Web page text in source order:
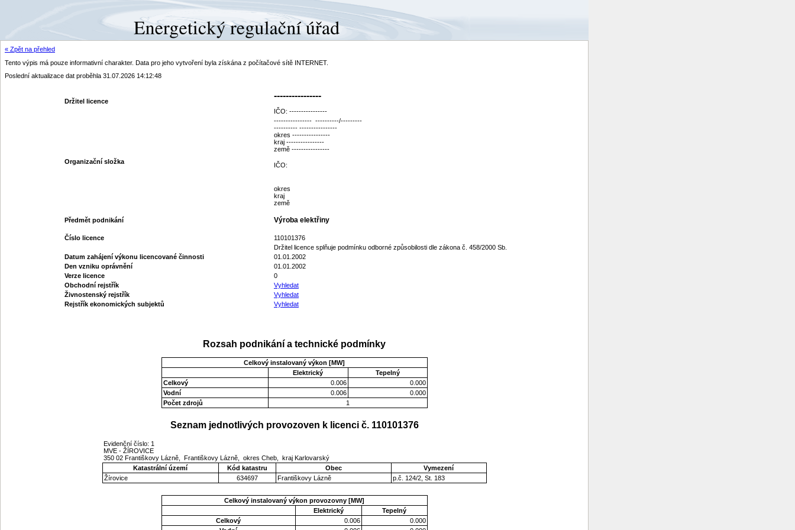
« Zpět na přehled
Tento výpis má pouze informativní charakter. Data pro jeho vytvoření byla získána z počítačové sítě INTERNET.
Poslední aktualizace dat proběhla 31.07.2026 14:12:48
Držitel licence
----------------
IČO: ----------------
---------------- ----------/---------
---------- ----------------
okres ----------------
kraj ----------------
země ----------------
Organizační složka
IČO:
okres
kraj
země
Předmět podnikání Výroba elektřiny
Číslo licence
110101376
Držitel licence splňuje podmínku odborné způsobilosti dle zákona č. 458/2000 Sb.
Datum zahájení výkonu licencované činnosti
01.01.2002
Den vzniku oprávnění
01.01.2002
Verze licence
0
Obchodní rejstřík
Vyhledat
Živnostenský rejstřík
Vyhledat
Rejstřík ekonomických subjektů
Vyhledat
Rozsah podnikání a technické podmínky
Celkový instalovaný výkon [MW]
Elektrický
Tepelný
Celkový
0.006
0.000
Vodní
0.006
0.000
Počet zdrojů
1
Seznam jednotlivých provozoven k licenci č. 110101376
Evidenční číslo: 1
MVE - ŽÍROVICE
350 02 Františkovy Lázně, Františkovy Lázně, okres Cheb, kraj Karlovarský
Katastrální území
Kód katastru Obec
Vymezení
Žírovice
634697 Františkovy Lázně p.č. 124/2, St. 183
Celkový instalovaný výkon provozovny [MW]
Elektrický
Tepelný
Celkový
0.006
0.000